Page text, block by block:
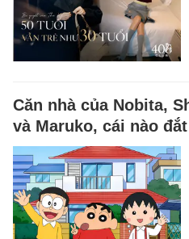
Căn nhà của Nobita,
và Maruko, cái nào